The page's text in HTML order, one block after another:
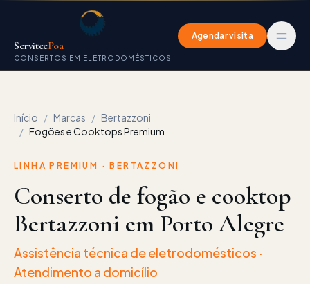
ServitecPoa
CONSERTOS EM ELETRODOMÉSTICOS
Agendar visita
Início / Marcas / Bertazzoni
/ Fogões e Cooktops Premium
LINHA PREMIUM ·BERTAZZONI
Conserto de fogão e cooktop
Bertazzoni em Porto Alegre
Assistência técnica de eletrodomésticos ·
Atendimento a domicílio